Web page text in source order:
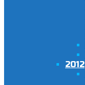
2012